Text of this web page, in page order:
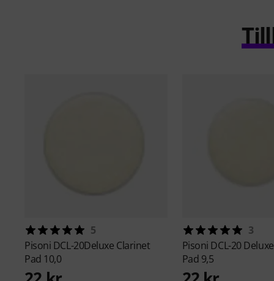
5
Pisoni DCL-20Deluxe Clarinet
Pad 10,0
3
Pisoni DCL-20
Pad 9,5